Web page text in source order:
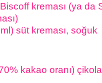
kreması (ya da
süt kreması, soğuk
kakao oranı)